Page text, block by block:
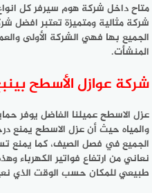
متاح داخل شركة هوم سيرفر كل
شركة مثالية ومتميزة تعتبر افضل
الجميع بها فهي الشركة الأولى
المنشأت.
شركة عوازل الأسطح
عزل الاسطح عميلنا الفاضل يوفر
والمياه حيث أن عزل الاسطح يمنع
الجميع في فصل الصيف، كما يمنع
نعاني من ارتفاع فواتير الكهرباء
طبيعي للمكان حسب الوقت الذي